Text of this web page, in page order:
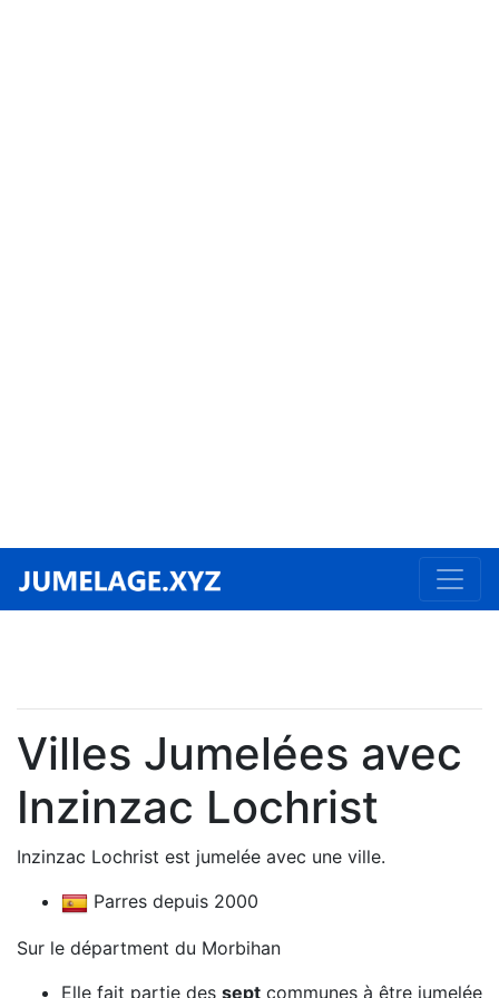
Villes Jumelées avec
Inzinzac Lochrist
Inzinzac Lochrist est jumelée avec une ville.
Parres depuis 2000
Sur le départment du Morbihan
Elle fait partie des sept communes à être jumelée